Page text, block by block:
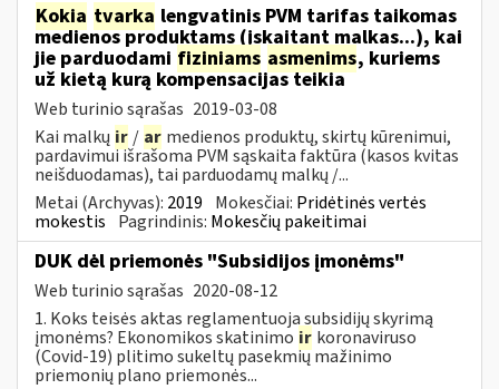
Kokia tvarka lengvatinis PVM tarifas taikomas
medienos produktams (įskaitant malkas...), kai
jie parduodami fiziniams asmenims, kuriems
už kietą kurą kompensacijas teikia
Web turinio sąrašas 2019-03-08
Kai malkų ir / ar medienos produktų, skirtų kūrenimui,
pardavimui išrašoma PVM sąskaita faktūra (kasos kvitas
neišduodamas), tai parduodamų malkų /...
Metai (Archyvas): 2019 Mokesčiai: Pridėtinės vertės
mokestis Pagrindinis: Mokesčių pakeitimai
DUK dėl priemonės "Subsidijos įmonėms"
Web turinio sąrašas 2020-08-12
1. Koks teisės aktas reglamentuoja subsidijų skyrimą
įmonėms? Ekonomikos skatinimo ir koronaviruso
(Covid-19) plitimo sukeltų pasekmių mažinimo
priemonių plano priemonės...